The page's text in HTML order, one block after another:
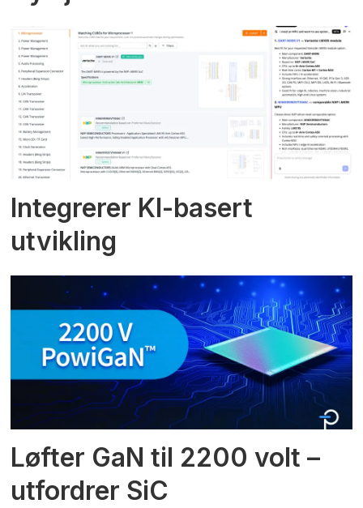
Integrerer KI-basert
utvikling
Løfter GaN til 2200 volt –
utfordrer SiC